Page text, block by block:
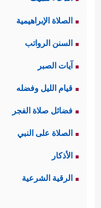
الصلاة الإبراهيمية
السنن الرواتب
آيات الصبر
قيام الليل وفضله
فضائل صلاة الفجر
الصلاة على النبي
الأذكار
الرقية الشرعية